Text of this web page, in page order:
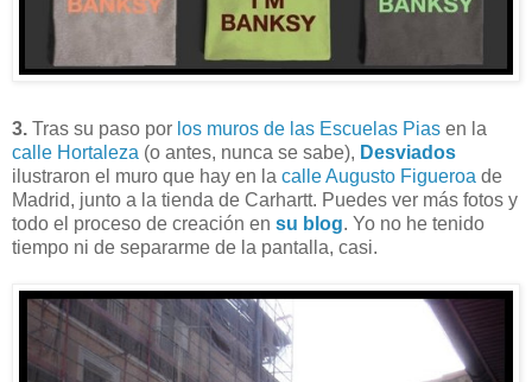
3. Tras su paso por los muros de las Escuelas Pias en la
calle Hortaleza (o antes, nunca se sabe), Desviados
ilustraron el muro que hay en la calle Augusto Figueroa de
Madrid, junto a la tienda de Carhartt. Puedes ver más fotos y
todo el proceso de creación en su blog. Yo no he tenido
tiempo ni de separarme de la pantalla, casi.